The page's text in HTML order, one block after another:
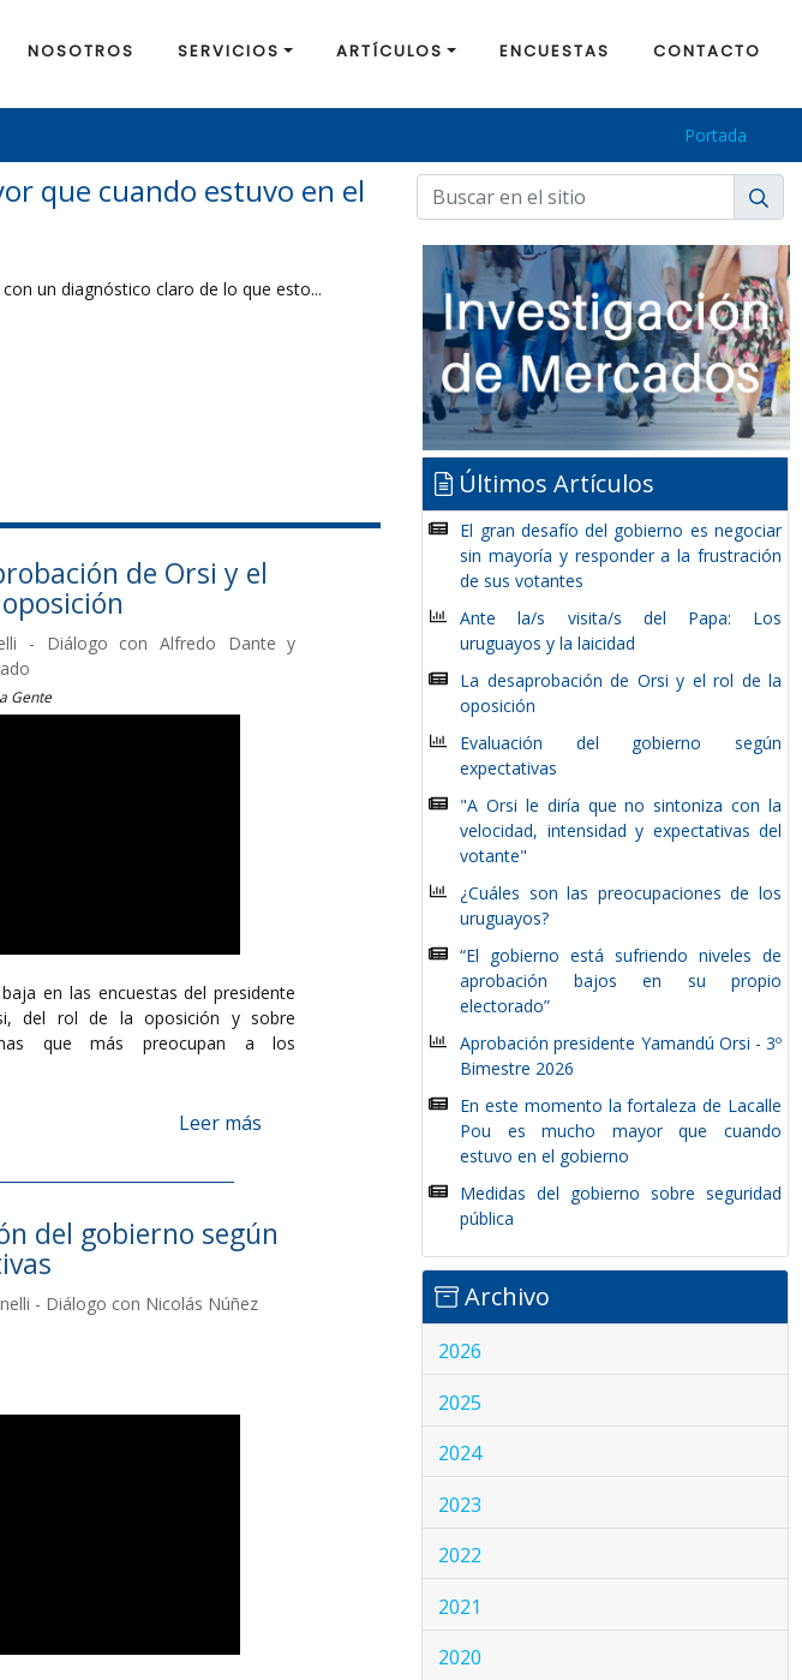
NOSOTROS SERVICIOS ARTÍCULOS ENCUESTAS CONTACTO
Portada
que cuando estuvo en el
un diagnóstico claro de lo que esto...
de Orsi y el
- Diálogo con Alfredo Dante y
Gente
en las encuestas del presidente
del rol de la oposición y sobre
que más preocupan a los
Leer más
del gobierno según
- Diálogo con Nicolás Núñez
Últimos Artículos
El gran desafío del gobierno es negociar
sin mayoría y responder a la frustración
de sus votantes
Ante la/s visita/s del Papa: Los
uruguayos y la laicidad
La desaprobación de Orsi y el rol de la
oposición
Evaluación del gobierno según
expectativas
"A Orsi le diría que no sintoniza con la
velocidad, intensidad y expectativas del
votante"
¿Cuáles son las preocupaciones de los
uruguayos?
“El gobierno está sufriendo niveles de
aprobación bajos en su propio
electorado”
Aprobación presidente Yamandú Orsi - 3º
Bimestre 2026
En este momento la fortaleza de Lacalle
Pou es mucho mayor que cuando
estuvo en el gobierno
Medidas del gobierno sobre seguridad
pública
Archivo
2026
2025
2024
2023
2022
2021
2020